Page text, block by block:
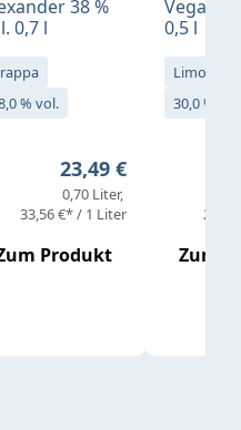
38 %
0,7 l
% vol.
Regulärer Preis:
23,49 €
0,70 Liter
33,56 €* / 1 Liter
Produkt
Vegan
0,5 l
30,0 % vol.
Zum